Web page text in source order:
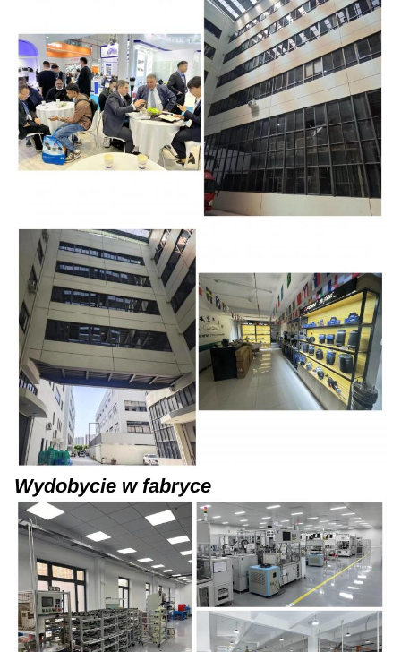
Wydobycie w fabryce